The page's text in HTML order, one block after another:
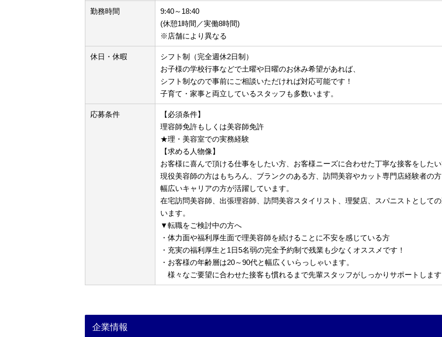
勤務時間
9:40～18:40
(休憩1時間／実働8時間)
※店舗により異なる
休日・休暇
シフト制（完全週休2日制）
お子様の学校行事などで土曜や日曜のお休み希望があれば、
シフト制なので事前にご相談いただければ対応可能です！
子育て・家事と両立しているスタッフも多数います。
応募条件
【必須条件】
理容師免許もしくは美容師免許
★理・美容室での実務経験
【求める人物像】
お客様に喜んで頂ける仕事をしたい方、お客様ニーズに合わせた丁寧な接客をした
現役美容師の方はもちろん、ブランクのある方、訪問美容やカット専門店経験者の
幅広いキャリアの方が活躍しています。
在宅訪問美容師、出張理容師、訪問美容スタイリスト、理髪店、スパニストとして
います。
▼転職をご検討中の方へ
・体力面や福利厚生面で理美容師を続けることに不安を感じている方
・充実の福利厚生と1日5名弱の完全予約制で残業も少なくオススメです！
・お客様の年齢層は20～90代と幅広くいらっしゃいます。
様々なご要望に合わせた接客も慣れるまで先輩スタッフがしっかりサポートしま
企業情報